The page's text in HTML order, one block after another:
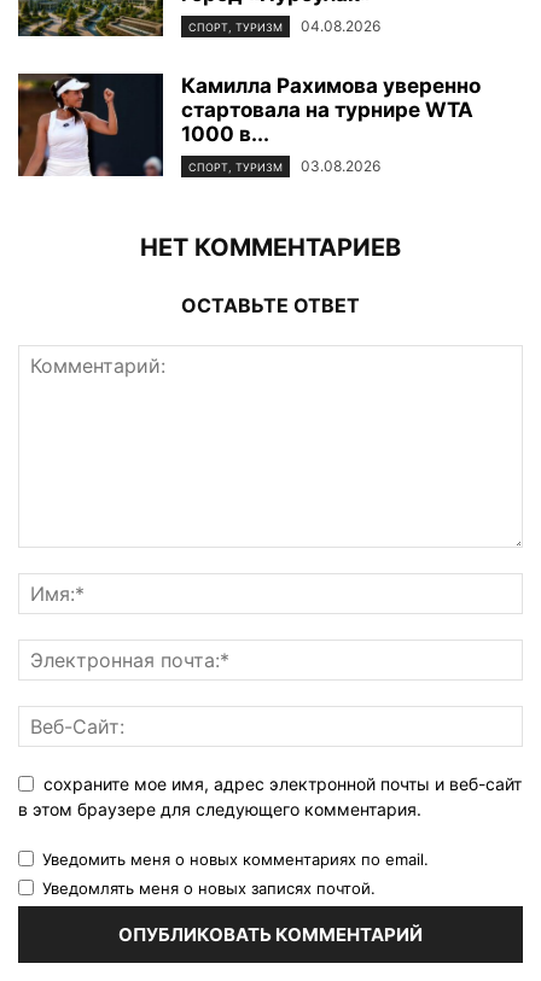
СПОРТ, ТУРИЗМ 04.08.2026
Камилла Рахимова уверенно
стартовала на турнире WTA
1000 в...
СПОРТ, ТУРИЗМ 03.08.2026
НЕТ КОММЕНТАРИЕВ
ОСТАВЬТЕ ОТВЕТ
сохраните мое имя, адрес электронной почты и веб-сайт
в этом браузере для следующего комментария.
Уведомить меня о новых комментариях по email.
Уведомлять меня о новых записях почтой.